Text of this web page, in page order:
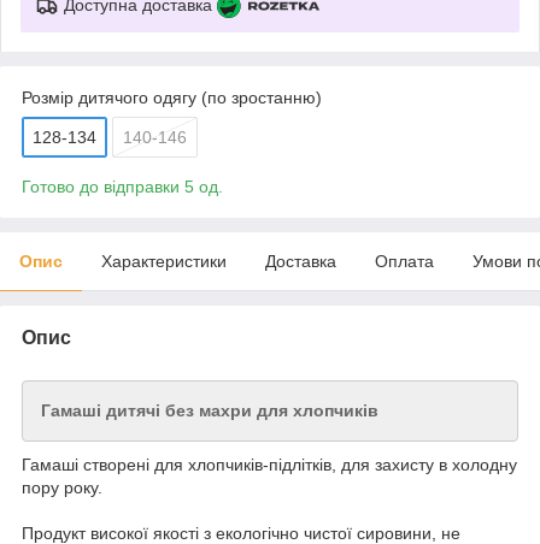
Доступна доставка
Розмір дитячого одягу (по зростанню)
128-134 140-146
Готово до відправки 5 од.
Опис Характеристики Доставка Оплата Умови
Опис
Гамаші дитячі без махри для хлопчиків
Гамаші створені для хлопчиків-підлітків, для захисту в холодну
пору року.
Продукт високої якості з екологічно чистої сировини, не